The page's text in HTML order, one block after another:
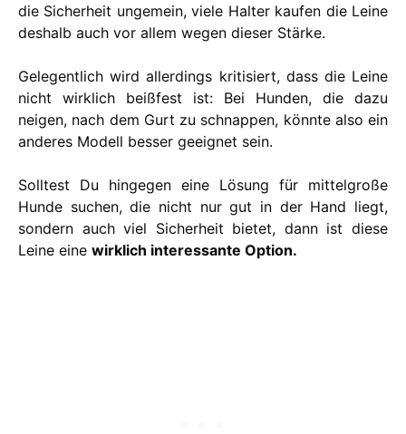
die Sicherheit ungemein, viele Halter kaufen die Leine
deshalb auch vor allem wegen dieser Stärke.
Gelegentlich wird allerdings kritisiert, dass die Leine
nicht wirklich beißfest ist: Bei Hunden, die dazu
neigen, nach dem Gurt zu schnappen, könnte also ein
anderes Modell besser geeignet sein.
Solltest Du hingegen eine Lösung für mittelgroße
Hunde suchen, die nicht nur gut in der Hand liegt,
sondern auch viel Sicherheit bietet, dann ist diese
Leine eine wirklich interessante Option.